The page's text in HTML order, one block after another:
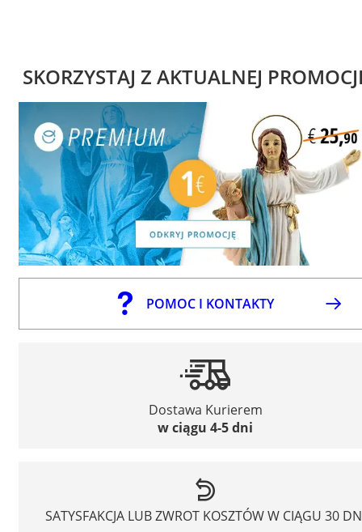
SKORZYSTAJ Z AKTUALNEJ
POMOC I KONTAKTY
Dostawa Kurierem
w ciągu 4-5 dni
SATYSFAKCJA LUB ZWROT KOSZTÓW W CIĄGU 30